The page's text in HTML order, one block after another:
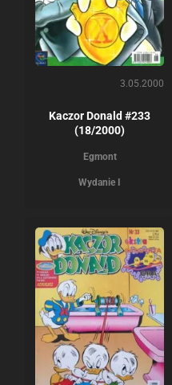
3.05.2000
Kaczor Donald #233
(18/2000)
Egmont
Wydanie I